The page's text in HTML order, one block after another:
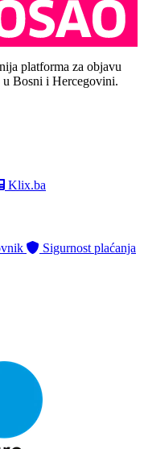
platforma za objavu
u Bosni i Hercegovini.
Klix.ba
Sigurnost plaćanja